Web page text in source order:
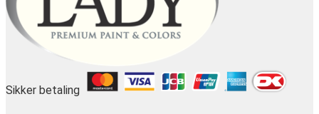
Sikker betaling